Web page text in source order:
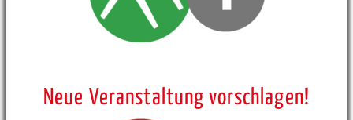
Neue Veranstaltung vorschlagen!